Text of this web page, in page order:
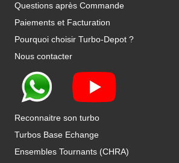
Questions après Commande
Paiements et Facturation
Pourquoi choisir Turbo-Depot ?
Nous contacter
Reconnaitre son turbo
Turbos Base Echange
Ensembles Tournants (CHRA)